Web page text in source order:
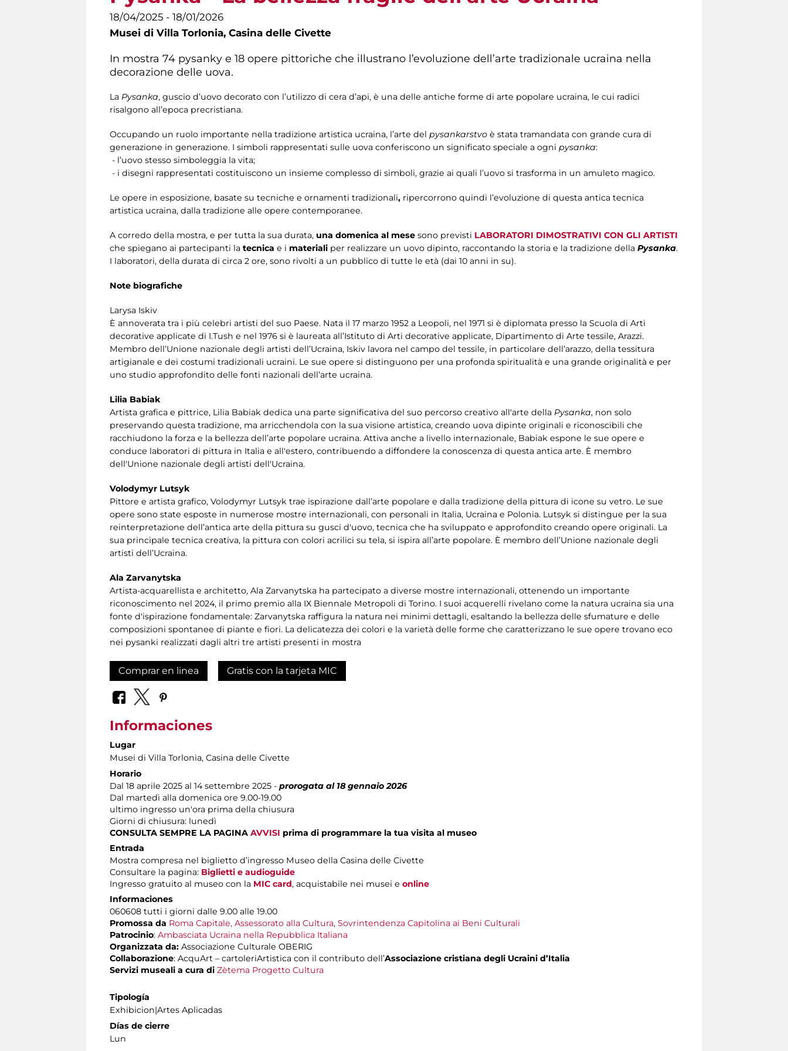
18/04/2025 - 18/01/2026
Musei di Villa Torlonia, Casina delle Civette
In mostra 74 pysanky e 18 opere pittoriche che illustrano l’evoluzione dell’arte tradizionale ucraina nella
decorazione delle uova.
La Pysanka, guscio d’uovo decorato con l’utilizzo di cera d’api, è una delle antiche forme di arte popolare ucraina, le cui radici
risalgono all’epoca precristiana.
Occupando un ruolo importante nella tradizione artistica ucraina, l’arte del pysankarstvo è stata tramandata con grande cura di
generazione in generazione. I simboli rappresentati sulle uova conferiscono un significato speciale a ogni pysanka:
- l’uovo stesso simboleggia la vita;
- i disegni rappresentati costituiscono un insieme complesso di simboli, grazie ai quali l’uovo si trasforma in un amuleto magico.
Le opere in esposizione, basate su tecniche e ornamenti tradizionali, ripercorrono quindi l’evoluzione di questa antica tecnica
artistica ucraina, dalla tradizione alle opere contemporanee.
A corredo della mostra, e per tutta la sua durata, una domenica al mese sono previsti LABORATORI DIMOSTRATIVI CON GLI ARTISTI
che spiegano ai partecipanti la tecnica e i materiali per realizzare un uovo dipinto, raccontando la storia e la tradizione della Pysanka.
I laboratori, della durata di circa 2 ore, sono rivolti a un pubblico di tutte le età (dai 10 anni in su).
Note biografiche
Larysa Iskiv
È annoverata tra i più celebri artisti del suo Paese. Nata il 17 marzo 1952 a Leopoli, nel 1971 si è diplomata presso la Scuola di Arti
decorative applicate di I.Tush e nel 1976 si è laureata all’Istituto di Arti decorative applicate, Dipartimento di Arte tessile, Arazzi.
Membro dell’Unione nazionale degli artisti dell’Ucraina, Iskiv lavora nel campo del tessile, in particolare dell’arazzo, della tessitura
artigianale e dei costumi tradizionali ucraini. Le sue opere si distinguono per una profonda spiritualità e una grande originalità e per
uno studio approfondito delle fonti nazionali dell’arte ucraina.
Lilia Babiak
Artista grafica e pittrice, Lilia Babiak dedica una parte significativa del suo percorso creativo all'arte della Pysanka, non solo
preservando questa tradizione, ma arricchendola con la sua visione artistica, creando uova dipinte originali e riconoscibili che
racchiudono la forza e la bellezza dell’arte popolare ucraina. Attiva anche a livello internazionale, Babiak espone le sue opere e
conduce laboratori di pittura in Italia e all'estero, contribuendo a diffondere la conoscenza di questa antica arte. È membro
dell'Unione nazionale degli artisti dell'Ucraina.
Volodymyr Lutsyk
Pittore e artista grafico, Volodymyr Lutsyk trae ispirazione dall’arte popolare e dalla tradizione della pittura di icone su vetro. Le sue
opere sono state esposte in numerose mostre internazionali, con personali in Italia, Ucraina e Polonia. Lutsyk si distingue per la sua
reinterpretazione dell’antica arte della pittura su gusci d'uovo, tecnica che ha sviluppato e approfondito creando opere originali. La
sua principale tecnica creativa, la pittura con colori acrilici su tela, si ispira all’arte popolare. È membro dell’Unione nazionale degli
artisti dell’Ucraina.
Ala Zarvanytska
Artista-acquarellista e architetto, Ala Zarvanytska ha partecipato a diverse mostre internazionali, ottenendo un importante
riconoscimento nel 2024, il primo premio alla IX Biennale Metropoli di Torino. I suoi acquerelli rivelano come la natura ucraina sia una
fonte d'ispirazione fondamentale: Zarvanytska raffigura la natura nei minimi dettagli, esaltando la bellezza delle sfumature e delle
composizioni spontanee di piante e fiori. La delicatezza dei colori e la varietà delle forme che caratterizzano le sue opere trovano eco
nei pysanki realizzati dagli altri tre artisti presenti in mostra
Comprar en linea Gratis con la tarjeta MIC
Informaciones
Lugar
Musei di Villa Torlonia, Casina delle Civette
Horario
Dal 18 aprile 2025 al 14 settembre 2025 - prorogata al 18 gennaio 2026
Dal martedì alla domenica ore 9.00-19.00
ultimo ingresso un'ora prima della chiusura
Giorni di chiusura: lunedì
CONSULTA SEMPRE LA PAGINA AVVISI prima di programmare la tua visita al museo
Entrada
Mostra compresa nel biglietto d’ingresso Museo della Casina delle Civette
Consultare la pagina: Biglietti e audioguide
Ingresso gratuito al museo con la MIC card, acquistabile nei musei e online
Informaciones
060608 tutti i giorni dalle 9.00 alle 19.00
Promossa da Roma Capitale, Assessorato alla Cultura, Sovrintendenza Capitolina ai Beni Culturali
Patrocinio: Ambasciata Ucraina nella Repubblica Italiana
Organizzata da: Associazione Culturale OBERIG
Collaborazione: AcquArt – cartoleriArtistica con il contributo dell’Associazione cristiana degli Ucraini d’Italia
Servizi museali a cura di Zètema Progetto Cultura
Tipología
Exhibicion|Artes Aplicadas
Días de cierre
Lun